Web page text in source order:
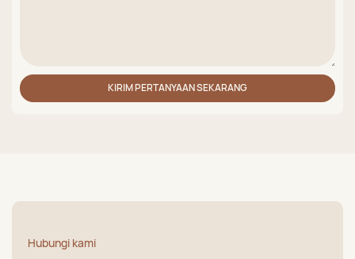
KIRIM PERTANYAAN SEKARANG
Hubungi kami